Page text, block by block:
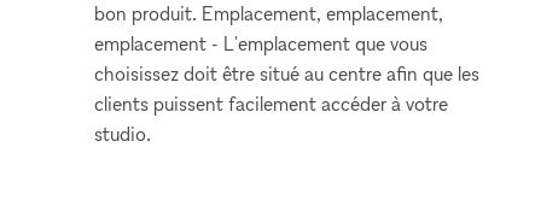
bon produit. Emplacement, emplacement,
emplacement - L'emplacement que vous
choisissez doit être situé au centre afin que les
clients puissent facilement accéder à votre
studio.